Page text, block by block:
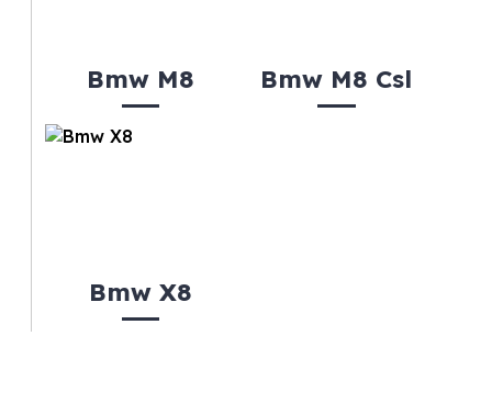
Bmw M8 Bmw M8 Csl
Bmw X8